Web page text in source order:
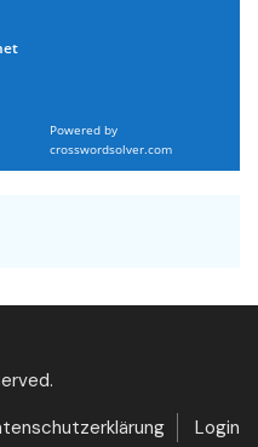
Powered by
crosswordsolver.com
Login